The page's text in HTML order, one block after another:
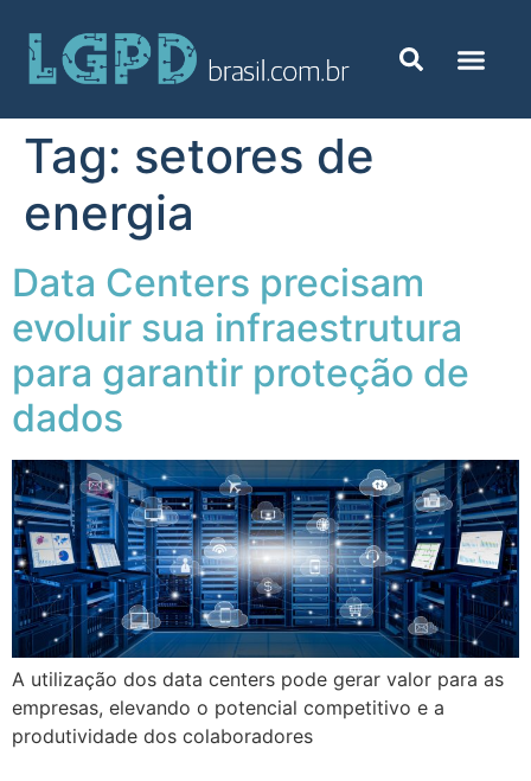
Tag: setores de
energia
Data Centers precisam
evoluir sua infraestrutura
para garantir proteção de
dados
A utilização dos data centers pode gerar valor para as
empresas, elevando o potencial competitivo e a
produtividade dos colaboradores